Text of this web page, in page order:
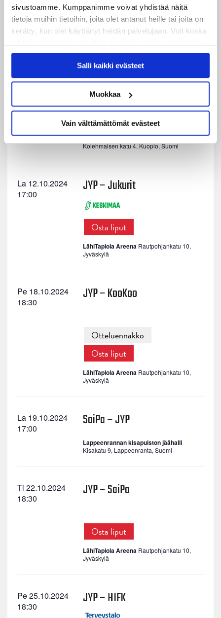
sivustoamme. Kumppanimme voivat yhdistää näitä
tietoja muihin tietoihin, joita olet antanut heille tai joita on
kerätty, kun olet käyttänyt heidän palvelujaan. Voit koska
käytöstäEvästeet-sivultamme.
Salli kaikki evästeet
Muokkaa
Vain välttämättömät evästeet
Suomi
Ke 9.10.2024
18:30
Sport – JYP
Vaasan Sähkö Areena
Pe 11.10.2024
KalPa – JYP
Olvi Areena, KuopioHannes
Kolehmaisen katu 4, Kuopio, Suomi
La 12.10.2024
17:00
JYP – Jukurit
Osta liput
LähiTapiola Areena Rautpohjankatu 10,
Jyväskylä
Pe 18.10.2024
18:30
JYP – KooKoo
Otteluennakko
Osta liput
LähiTapiola Areena Rautpohjankatu 10,
Jyväskylä
La 19.10.2024
17:00
SaiPa – JYP
Lappeenrannan kisapuiston jäähalli
Kisakatu 9, Lappeenranta, Suomi
Ti 22.10.2024
18:30
JYP – SaiPa
Osta liput
LähiTapiola Areena Rautpohjankatu 10,
Jyväskylä
Pe 25.10.2024
18:30
JYP – HIFK